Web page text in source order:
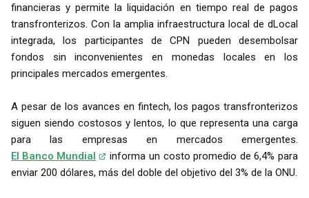
financieras y permite la liquidación en tiempo real de pagos
transfronterizos. Con la amplia infraestructura local de dLocal
integrada, los participantes de CPN pueden desembolsar
fondos sin inconvenientes en monedas locales en los
principales mercados emergentes.
A pesar de los avances en fintech, los pagos transfronterizos
siguen siendo costosos y lentos, lo que representa una carga
para las empresas en mercados emergentes.
El Banco Mundial
informa un costo promedio de 6,4% para
enviar 200 dólares, más del doble del objetivo del 3% de la ONU.